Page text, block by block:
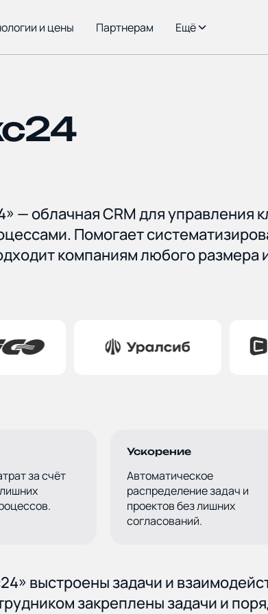
и цены Партнерам Ещё
Кейсы
Технологии
Услуги
Отрасли
— облачная CRM для управления
Помогает
компаниям любого размера
за счёт
Ускорение
Автоматическое
распределение задач и
проектов без лишних
согласований.
выстроены задачи и
закреплены задачи и